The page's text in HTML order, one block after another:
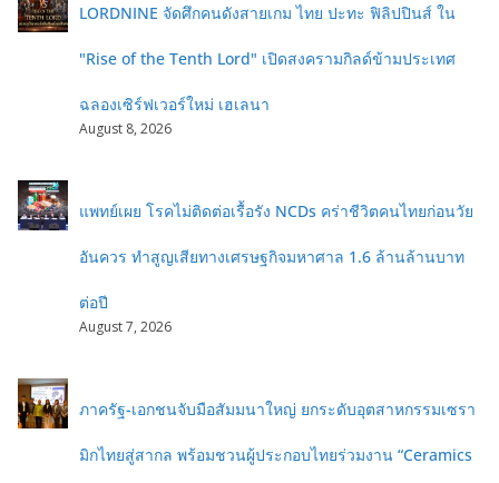
LORDNINE จัดศึกคนดังสายเกม ไทย ปะทะ ฟิลิปปินส์ ใน
"Rise of the Tenth Lord" เปิดสงครามกิลด์ข้ามประเทศ
ฉลองเซิร์ฟเวอร์ใหม่ เฮเลนา
August 8, 2026
แพทย์เผย โรคไม่ติดต่อเรื้อรัง NCDs คร่าชีวิตคนไทยก่อนวัย
อันควร ทำสูญเสียทางเศรษฐกิจมหาศาล 1.6 ล้านล้านบาท
ต่อปี
August 7, 2026
ภาครัฐ-เอกชนจับมือสัมมนาใหญ่ ยกระดับอุตสาหกรรมเซรา
มิกไทยสู่สากล พร้อมชวนผู้ประกอบไทยร่วมงาน “Ceramics